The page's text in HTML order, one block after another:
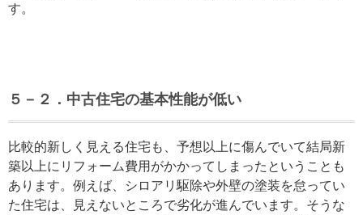
す。
５－２．中古住宅の基本性能が低い
比較的新しく見える住宅も、予想以上に傷んでいて結局新
築以上にリフォーム費用がかかってしまったということも
あります。例えば、シロアリ駆除や外壁の塗装を怠ってい
た住宅は、見えないところで劣化が進んでいます。そうな